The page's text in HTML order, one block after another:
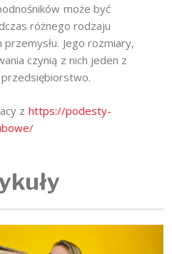
może być
różnego rodzaju
przemysłu. Jego rozmiary,
czynią z nich jeden z
z https://podesty-